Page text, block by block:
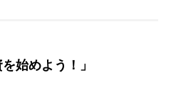
始めよう！」